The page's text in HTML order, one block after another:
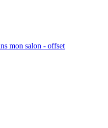
mon salon - offset